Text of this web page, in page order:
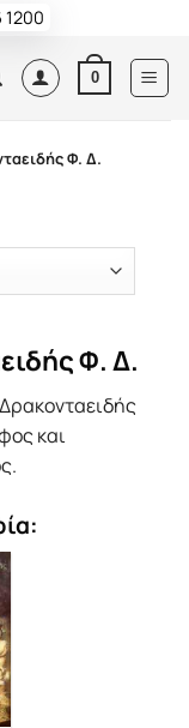
1200
0
Φ. Δ.
Φ. Δ.
και